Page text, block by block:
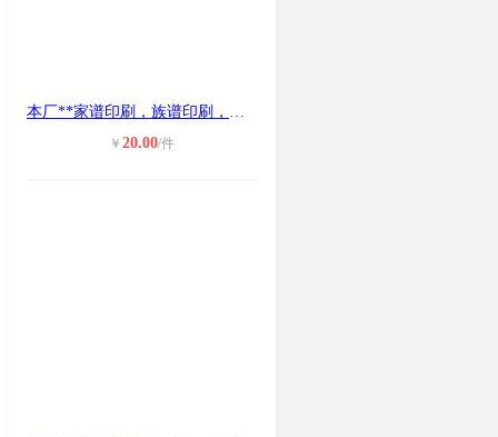
本厂**家谱印刷，族谱印刷，宣纸印
￥20.00/件